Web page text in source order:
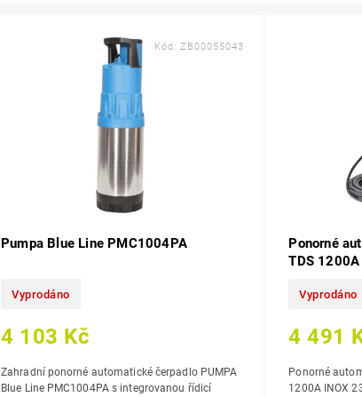
Pumpa Blue Line PMC1004PA
Vyprodáno
4 103 Kč
Zahradní ponorné automatické čerpadlo PUMPA
Blue Line PMC1004PA s integrovanou řídicí
Kód:ZB00055043
Ponorné
TDS
Vyprodáno
4 491
Ponorné
1200A INOX